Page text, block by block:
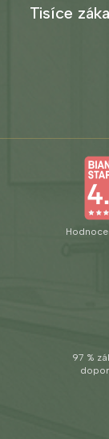
Tisíce
97 %